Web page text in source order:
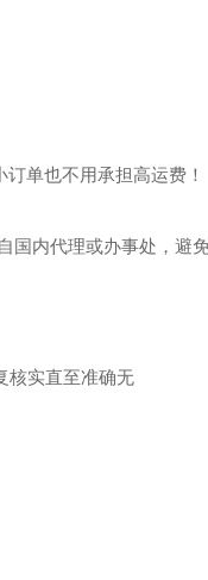
单也不用承担高运费！
国内代理或办事处，避
核实直至准确无